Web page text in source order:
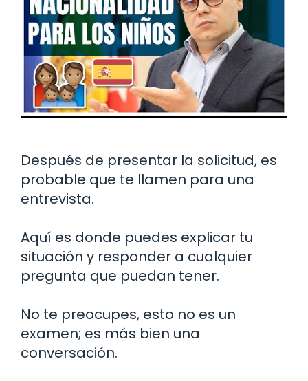
Después de presentar la solicitud, es
probable que te llamen para una
entrevista.
Aquí es donde puedes explicar tu
situación y responder a cualquier
pregunta que puedan tener.
No te preocupes, esto no es un
examen; es más bien una
conversación.